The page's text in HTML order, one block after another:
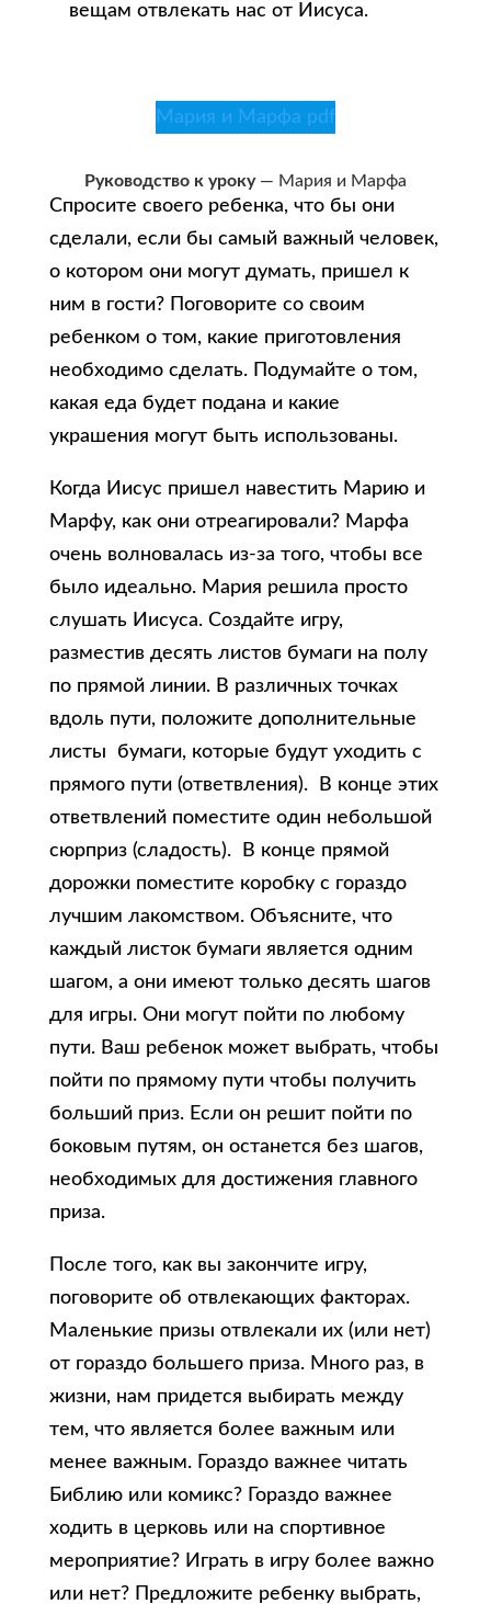
вещам отвлекать нас от Иисуса.
Мария и Марфа pdf
Руководство к уроку— Мария и Марфа
Спросите своего ребенка, что бы они
сделали, если бы самый важный человек,
о котором они могут думать, пришел к
ним в гости? Поговорите со своим
ребенком о том, какие приготовления
необходимо сделать. Подумайте о том,
какая еда будет подана и какие
украшения могут быть использованы.
Когда Иисус пришел навестить Марию и
Марфу, как они отреагировали? Марфа
очень волновалась из-за того, чтобы все
было идеально. Мария решила просто
слушать Иисуса. Создайте игру,
разместив десять листов бумаги на полу
по прямой линии. В различных точках
вдоль пути, положите дополнительные
листы бумаги, которые будут уходить с
прямого пути (ответвления). В конце этих
ответвлений поместите один небольшой
сюрприз (сладость). В конце прямой
дорожки поместите коробку с гораздо
лучшим лакомством. Объясните, что
каждый листок бумаги является одним
шагом, а они имеют только десять шагов
для игры. Они могут пойти по любому
пути. Ваш ребенок может выбрать, чтобы
пойти по прямому пути чтобы получить
больший приз. Если он решит пойти по
боковым путям, он останется без шагов,
необходимых для достижения главного
приза.
После того, как вы закончите игру,
поговорите об отвлекающих факторах.
Маленькие призы отвлекали их (или нет)
от гораздо большего приза. Много раз, в
жизни, нам придется выбирать между
тем, что является более важным или
менее важным. Гораздо важнее читать
Библию или комикс? Гораздо важнее
ходить в церковь или на спортивное
мероприятие? Играть в игру более важно
или нет? Предложите ребенку выбрать,